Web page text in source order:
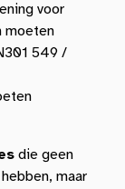
voor
moeten
549 /
die geen
maar